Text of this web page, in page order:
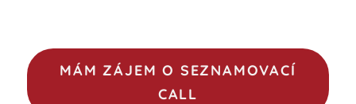
MÁM ZÁJEM O SEZNAMOVACÍ
CALL